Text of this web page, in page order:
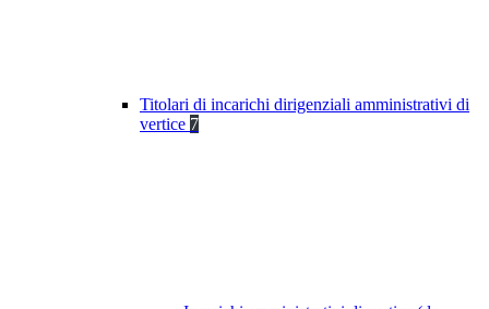
Titolari di incarichi dirigenziali amministrativi di
vertice 7